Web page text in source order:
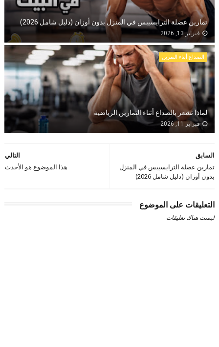
تمارين عضلة الترايسيبس في المنزل بدون أوزان (دليل شامل 2026)
فبراير 13, 2026
الصداع أثناء التمرين
لماذا تشعر بالصداع أثناء التمارين الرياضية
فبراير 11, 2026
التالي
هذا الموضوع هو الأحدث
السابق
تمارين عضلة الترايسيبس في المنزل
بدون أوزان (دليل شامل 2026)
التعليقات على الموضوع
ليست هناك تعليقات